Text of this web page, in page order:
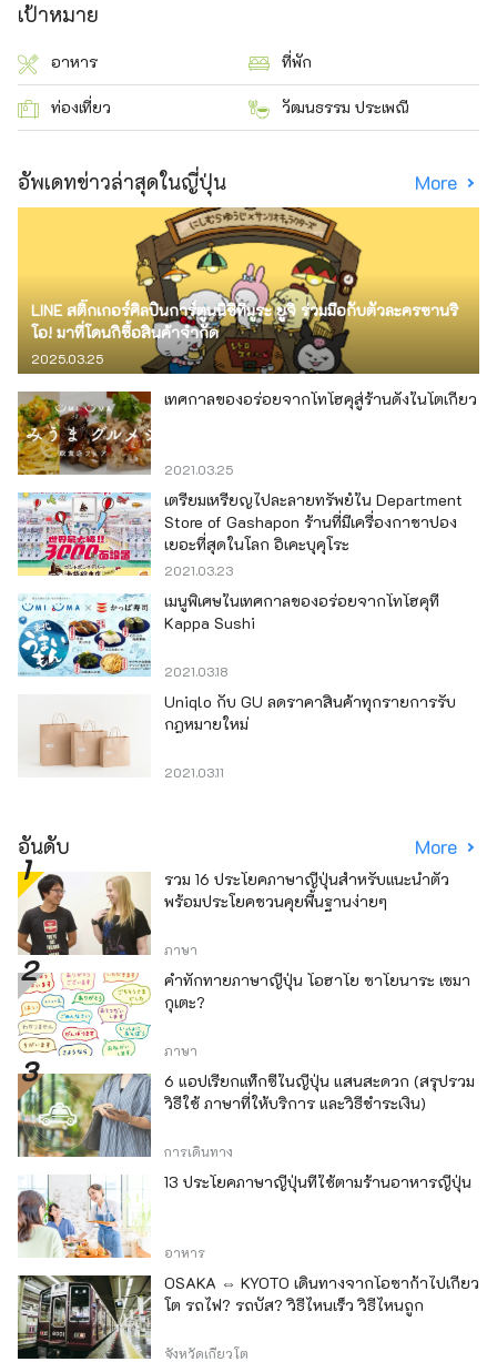
เป้าหมาย
อาหาร ที่พัก
ท่องเที่ยว วัฒนธรรม ประเพณี
อัพเดทข่าวล่าสุดในญี่ปุ่น More
LINE สติ๊กเกอร์ศิลปินการ์ตูนนิชิทีมูระ ยูจิ ร่วมมือกับตัวละครซานริ
โอ! มาที่โดนกิซื้อสินค้าจำกัด
2025.03.25
เทศกาลของอร่อยจากโทโฮคุสู่ร้านดังในโตเกียว
2021.03.25
เตรียมเหรียญไปละลายทรัพย์ใน Department
Store of Gashapon ร้านที่มีเครื่องกาชาปอง
เยอะที่สุดในโลก อิเคะบุคุโระ
2021.03.23
เมนูพิเศษในเทศกาลของอร่อยจากโทโฮคุที่
Kappa Sushi
2021.03.18
Uniqlo กับ GU ลดราคาสินค้าทุกรายการรับ
กฎหมายใหม่
2021.03.11
อันดับ More
รวม 16 ประโยคภาษาญี่ปุ่นสำหรับแนะนำตัว
พร้อมประโยคชวนคุยพื้นฐานง่ายๆ
ภาษา
คำทักทายภาษาญี่ปุ่น โอฮาโย ซาโยนาระ เซมา
กุเตะ?
ภาษา
6 แอปเรียกแท็กซี่ในญี่ปุ่น แสนสะดวก (สรุปรวม
วิธีใช้ ภาษาที่ให้บริการ และวิธีชำระเงิน)
การเดินทาง
13 ประโยคภาษาญี่ปุ่นที่ใช้ตามร้านอาหารญี่ปุ่น
อาหาร
OSAKA ⇔ KYOTO เดินทางจากโอซาก้าไปเกียว
โต รถไฟ? รถบัส? วิธีไหนเร็ว วิธีไหนถูก
จังหวัดเกียวโต